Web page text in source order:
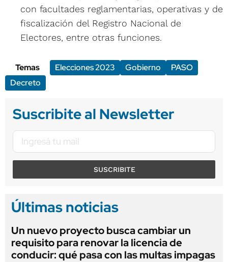
con facultades reglamentarias, operativas y de
fiscalización del Registro Nacional de
Electores, entre otras funciones.
Temas Elecciones 2023 Gobierno
PASO
Decreto
Suscribite al Newsletter
SUSCRIBITE
Últimas noticias
Un nuevo proyecto busca cambiar un
requisito para renovar la licencia de
conducir: qué pasa con las multas impagas